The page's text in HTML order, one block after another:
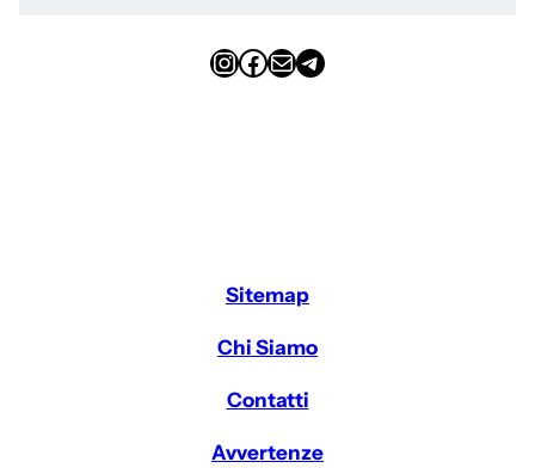
InstagramFacebook Email Telegram
Sitemap
Chi Siamo
Contatti
Avvertenze